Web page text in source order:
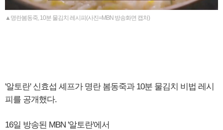
▲명란봄동죽, 10분 물김치 레시피(사진=MBN 방송화면 캡처)
'알토란' 신효섭 셰프가 명란 봄동죽과 10분 물김치 비법 레시
피를 공개했다.
16일 방송된 MBN '알토란'에서